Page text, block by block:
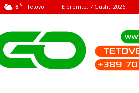
8 C Tetovo E premte, 7 Gusht, 2026